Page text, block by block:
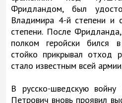
Фридландом, был
Владимира 4-й степени и
степени. После
полком геройски бился
стойко прикрывал отход
стало известным всей
В русско-шведскую
Петрович вновь проявил